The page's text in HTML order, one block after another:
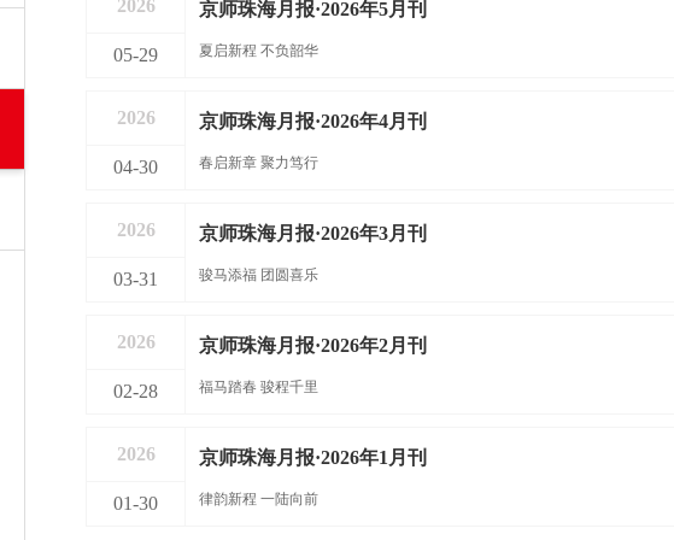
2026
05-29
京师珠海月报·2026年5月刊
夏启新程 不负韶华
2026
04-30
京师珠海月报·2026年4月刊
春启新章 聚力笃行
2026
03-31
京师珠海月报·2026年3月刊
骏马添福 团圆喜乐
2026
02-28
京师珠海月报·2026年2月刊
福马踏春 骏程千里
2026
01-30
京师珠海月报·2026年1月刊
律韵新程 一陆向前